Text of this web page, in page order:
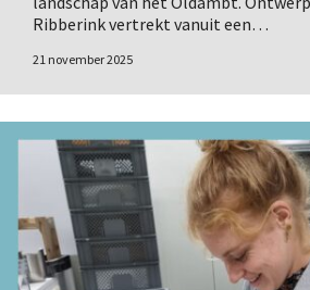
Ribberink vertrekt vanuit een…
21 november 2025